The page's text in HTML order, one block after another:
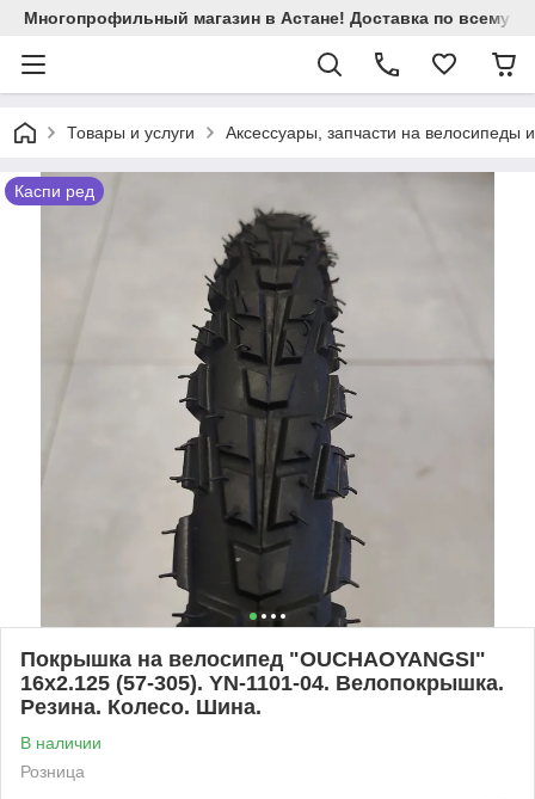
Многопрофильный магазин в Астане! Доставка по всему
Товары и услуги Аксессуары, запчасти на велосипеды
Каспи ред
Покрышка на велосипед "OUCHAOYANGSI"
16x2.125 (57-305). YN-1101-04. Велопокрышка.
Резина. Колесо. Шина.
В наличии
Розница